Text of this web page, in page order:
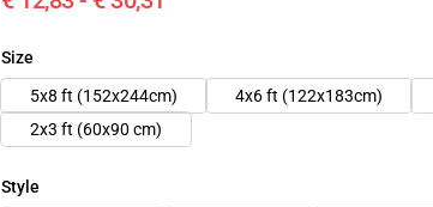
Size
5x8 ft (152x244cm)
4x6 ft (122x183cm)
2x3 ft (60x90 cm)
Style